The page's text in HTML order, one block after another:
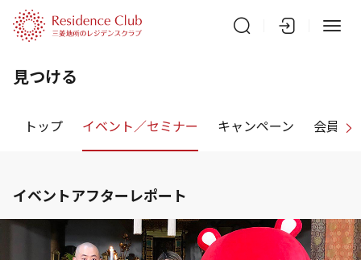
見つける
トップ イベント／セミナー キャンペーン 会員特
イベントアフターレポート